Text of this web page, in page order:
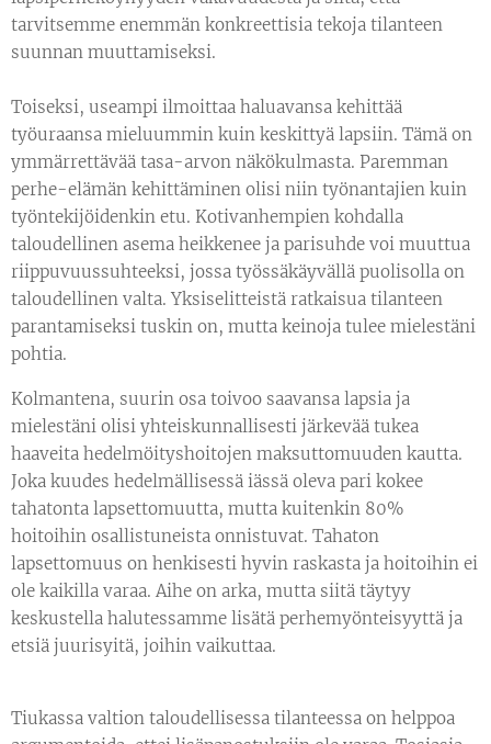
tarvitsemme enemmän konkreettisia tekoja tilanteen
suunnan muuttamiseksi.
Toiseksi, useampi ilmoittaa haluavansa kehittää
työuraansa mieluummin kuin keskittyä lapsiin. Tämä on
ymmärrettävää tasa-arvon näkökulmasta. Paremman
perhe-elämän kehittäminen olisi niin työnantajien kuin
työntekijöidenkin etu. Kotivanhempien kohdalla
taloudellinen asema heikkenee ja parisuhde voi muuttua
riippuvuussuhteeksi, jossa työssäkäyvällä puolisolla on
taloudellinen valta. Yksiselitteistä ratkaisua tilanteen
parantamiseksi tuskin on, mutta keinoja tulee mielestäni
pohtia.
Kolmantena, suurin osa toivoo saavansa lapsia ja
mielestäni olisi yhteiskunnallisesti järkevää tukea
haaveita hedelmöityshoitojen maksuttomuuden kautta.
Joka kuudes hedelmällisessä iässä oleva pari kokee
tahatonta lapsettomuutta, mutta kuitenkin 80%
hoitoihin osallistuneista onnistuvat. Tahaton
lapsettomuus on henkisesti hyvin raskasta ja hoitoihin ei
ole kaikilla varaa. Aihe on arka, mutta siitä täytyy
keskustella halutessamme lisätä perhemyönteisyyttä ja
etsiä juurisyitä, joihin vaikuttaa.
Tiukassa valtion taloudellisessa tilanteessa on helppoa